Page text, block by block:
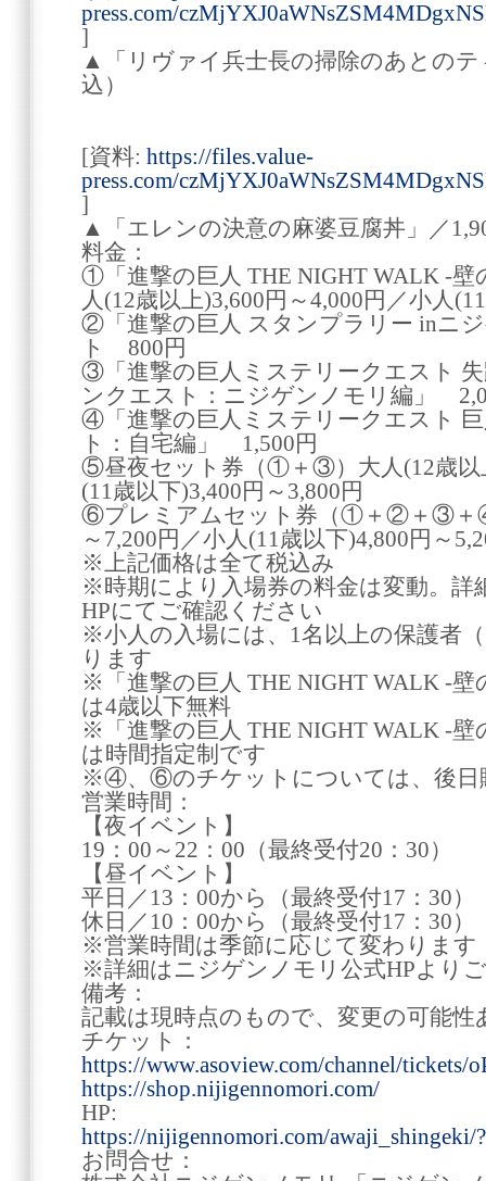
press.com/
]
▲「リヴァイ兵士長の掃除のあとのテ
込）
[資料: https://files.value-
press.com/
]
▲「エレンの決意の麻婆豆腐丼」／
料金：
①「進撃の巨人 THE NIGHT WALK -
人(12歳以上)3,600円～4,000円／小人
②「進撃の巨人 スタンプラリー inニ
ト 800円
③「進撃の巨人ミステリークエスト
ンクエスト：ニジゲンノモリ編」
④「進撃の巨人ミステリークエスト
ト：自宅編」 1,500円
⑤昼夜セット券（①＋③）大人(12歳以
(11歳以下)3,400円～3,800円
⑥プレミアムセット券（①＋②＋③＋④
～7,200円／小人(11歳以下)4,800円～
※上記価格は全て税込み
※時期により入場券の料金は変動。詳
HPにてご確認ください
※小人の入場には、1名以上の保護者
ります
※「進撃の巨人 THE NIGHT WALK -
は4歳以下無料
※「進撃の巨人 THE NIGHT WALK -
は時間指定制です
※④、⑥のチケットについては、後日
営業時間：
【夜イベント】
19：00～22：00（最終受付20：30）
【昼イベント】
平日／13：00から（最終受付17：30）
休日／10：00から（最終受付17：30）
※営業時間は季節に応じて変わります
※詳細はニジゲンノモリ公式HPより
備考：
記載は現時点のもので、変更の可能性
チケット：
https://www.asoview.com/channel/tickets/
https://shop.nijigennomori.com/
HP:
https://nijigennomori.com/awaji_shingeki/
お問合せ：